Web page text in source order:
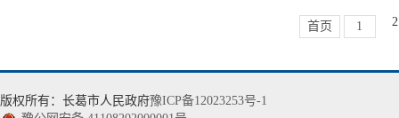
首页 1 2
版权所有：长葛市人民政府豫ICP备12023253号-1